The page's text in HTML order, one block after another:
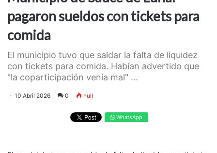
pagaron sueldos con tickets para
comida
El municipio tuvo que saldar la falta de liquidez
con tickets para comida. Habían advertido que
"la coparticipación venía mal" ...
10 Abril 2026 0 null
WhatsApp